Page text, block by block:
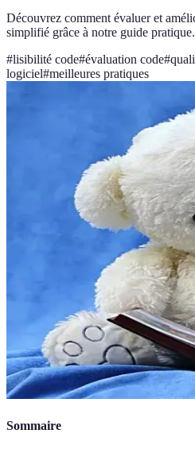
Découvrez comment évaluer et
simplifié grâce à notre guide pratique.
#lisibilité code#évaluation code#
logiciel#meilleures pratiques
Sommaire